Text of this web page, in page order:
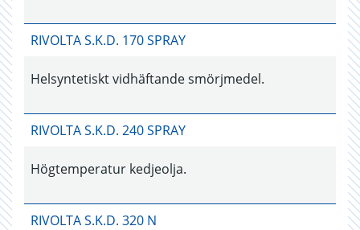
RIVOLTA S.K.D. 170 SPRAY
Helsyntetiskt vidhäftande smörjmedel.
RIVOLTA S.K.D. 240 SPRAY
Högtemperatur kedjeolja.
RIVOLTA S.K.D. 320 N